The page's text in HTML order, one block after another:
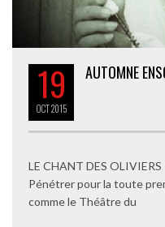
19
OCT2015
AUTOMNE
LE CHANT DES
Pénétrer pour la toute
comme le Théâtre du